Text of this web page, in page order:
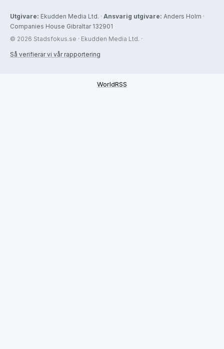
Utgivare: Ekudden Media Ltd. · Ansvarig utgivare: Anders Holm ·
Companies House Gibraltar 132901
© 2026 Stadsfokus.se · Ekudden Media Ltd. ·
Så verifierar vi vår rapportering
WorldRSS